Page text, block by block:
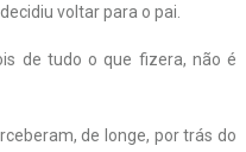
voltar para o pai.
de tudo o que fizera, não é
de longe, por trás do